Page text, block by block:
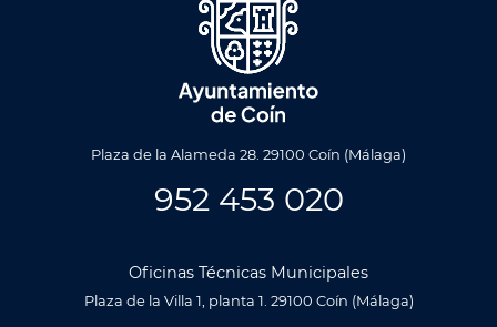
Plaza de la Alameda 28. 29100 Coín (Málaga)
952 453 020
Oficinas Técnicas Municipales
Plaza de la Villa 1, planta 1. 29100 Coín (Málaga)